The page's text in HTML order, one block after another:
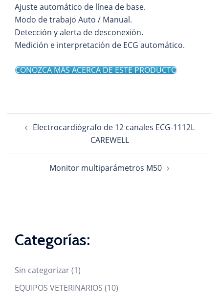
Ajuste automático de línea de base.
Modo de trabajo Auto / Manual.
Detección y alerta de desconexión.
Medición e interpretación de ECG automático.
CONOZCA MÁS ACERCA DE ESTE PRODUCTO
Electrocardiógrafo de 12 canales ECG-1112L
CAREWELL
Monitor multiparámetros M50
Categorías:
Sin categorizar 11
product
EQUIPOS VETERINARIOS 1010